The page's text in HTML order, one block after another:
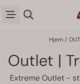
Hopp til innhold
Hjem /
Outlet |
Extreme Outlet -